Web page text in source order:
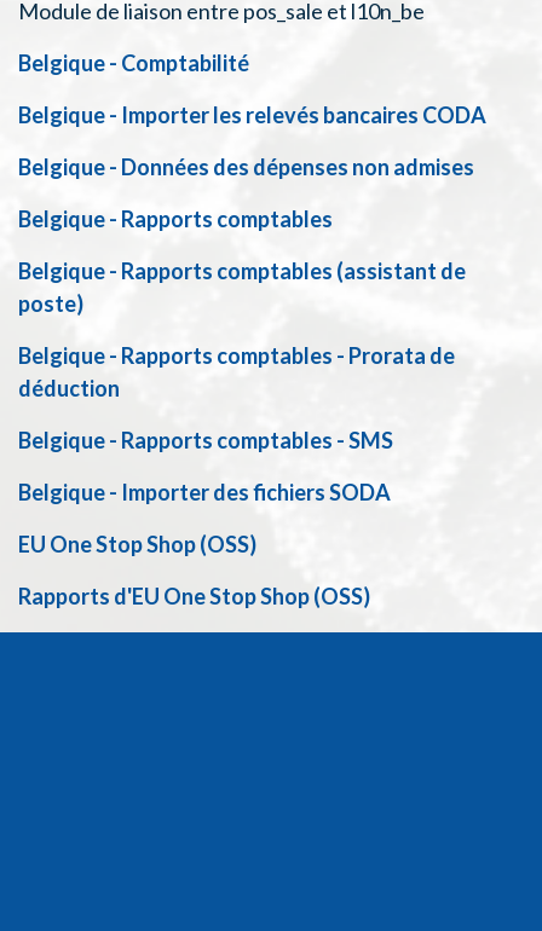
Module de liaison entre pos_sale et l10n_be
Belgique - Comptabilité
Belgique - Importer les relevés bancaires CODA
Belgique - Données des dépenses non admises
Belgique - Rapports comptables
Belgique - Rapports comptables (assistant de
poste)
Belgique - Rapports comptables - Prorata de
déduction
Belgique - Rapports comptables - SMS
Belgique - Importer des fichiers SODA
EU One Stop Shop (OSS)
Rapports d'EU One Stop Shop (OSS)